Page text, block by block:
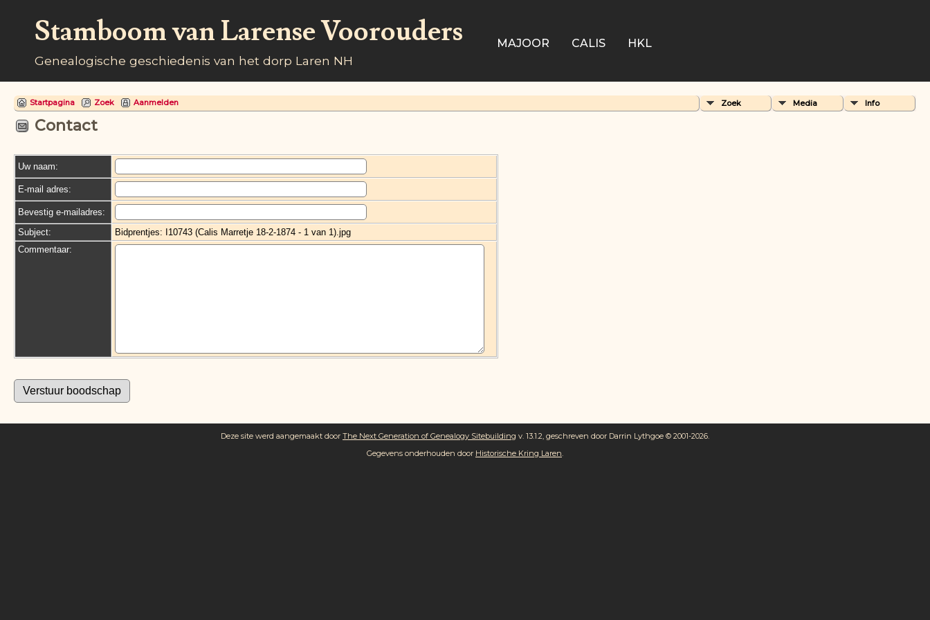
Stamboom van Larense Voorouders
Genealogische geschiedenis van het dorp Laren NH
MAJOOR CALIS HKL
Startpagina Zoek Aanmelden Zoek Media Info
Contact
Uw naam:
E-mail adres:
Bevestig e-mailadres:
Subject:
Bidprentjes: I10743 (Calis Marretje 18-2-1874 - 1 van 1).jpg
Commentaar:
Deze site werd aangemaakt door The Next Generation of Genealogy Sitebuilding v. 13.1.2, geschreven door Darrin Lythgoe © 2001-2026.
Gegevens onderhouden door Historische Kring Laren